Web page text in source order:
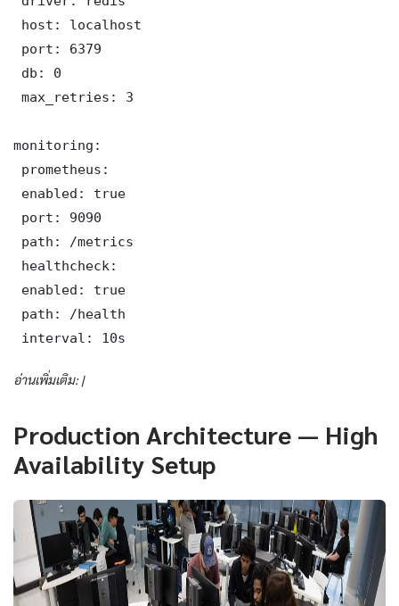
host: localhost
port: 6379
db: 0
max_retries: 3
monitoring:
prometheus:
enabled: true
port: 9090
path: /metrics
healthcheck:
enabled: true
path: /health
interval: 10s
อ่านเพิ่มเติม: |
Production Architecture — High
Availability Setup